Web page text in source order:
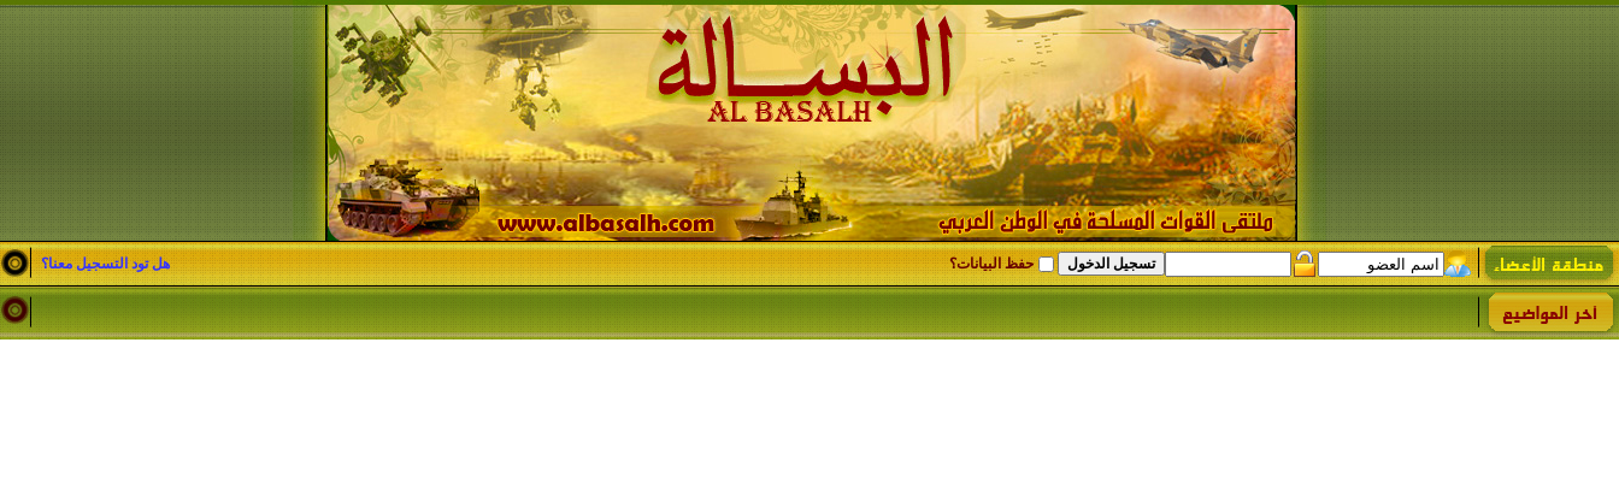
حفظ البيانات؟ هل تود التسجيل معنا؟